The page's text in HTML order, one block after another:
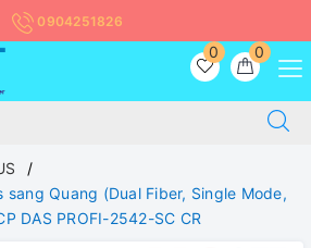
0904251826
0
0
sang Quang (Dual Fiber, Single Mode,
DAS PROFI-2542-SC CR